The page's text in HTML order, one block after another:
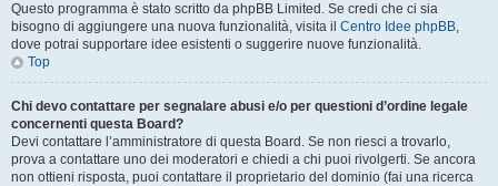
Questo programma è stato scritto da phpBB Limited. Se credi che ci sia
bisogno di aggiungere una nuova funzionalità, visita il Centro Idee phpBB,
dove potrai supportare idee esistenti o suggerire nuove funzionalità.
Top
Chi devo contattare per segnalare abusi e/o per questioni d’ordine legale
concernenti questa Board?
Devi contattare l’amministratore di questa Board. Se non riesci a trovarlo,
prova a contattare uno dei moderatori e chiedi a chi puoi rivolgerti. Se ancora
non ottieni risposta, puoi contattare il proprietario del dominio (fai una ricerca